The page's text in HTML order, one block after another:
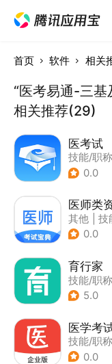
首页 软件 相关
“医考易通-三基
相关推荐(29)
医考试
技能/职
0.0
其他
技
0.0
育行家
技能/职
5.0
医学考
技能/职
0.0